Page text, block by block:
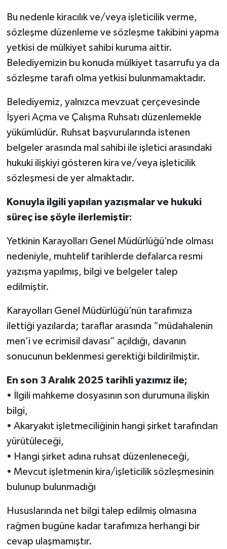
Bu nedenle kiracılık ve/veya işleticilik verme,
sözleşme düzenleme ve sözleşme takibini yapma
yetkisi de mülkiyet sahibi kuruma aittir.
Belediyemizin bu konuda mülkiyet tasarrufu ya da
sözleşme tarafı olma yetkisi bulunmamaktadır.
Belediyemiz, yalnızca mevzuat çerçevesinde
İşyeri Açma ve Çalışma Ruhsatı düzenlemekle
yükümlüdür. Ruhsat başvurularında istenen
belgeler arasında mal sahibi ile işletici arasındaki
hukuki ilişkiyi gösteren kira ve/veya işleticilik
sözleşmesi de yer almaktadır.
Konuyla ilgili yapılan yazışmalar ve hukuki
süreç ise şöyle ilerlemiştir:
Yetkinin Karayolları Genel Müdürlüğü’nde olması
nedeniyle, muhtelif tarihlerde defalarca resmi
yazışma yapılmış, bilgi ve belgeler talep
edilmiştir.
Karayolları Genel Müdürlüğü’nün tarafımıza
ilettiği yazılarda; taraflar arasında “müdahalenin
men’i ve ecrimisil davası” açıldığı, davanın
sonucunun beklenmesi gerektiği bildirilmiştir.
En son 3 Aralık 2025 tarihli yazımız ile;
• İlgili mahkeme dosyasının son durumuna ilişkin
bilgi,
• Akaryakıt işletmeciliğinin hangi şirket tarafından
yürütüleceği,
• Hangi şirket adına ruhsat düzenleneceği,
• Mevcut işletmenin kira/işleticilik sözleşmesinin
bulunup bulunmadığı
Hususlarında net bilgi talep edilmiş olmasına
rağmen bugüne kadar tarafımıza herhangi bir
cevap ulaşmamıştır.